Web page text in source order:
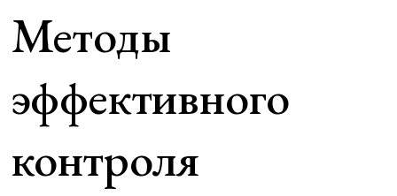
Методы
эффективного
контроля